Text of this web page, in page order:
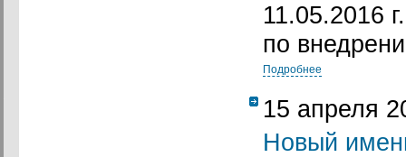
11.05.2016
по
Подробнее
15 апреля
Новый